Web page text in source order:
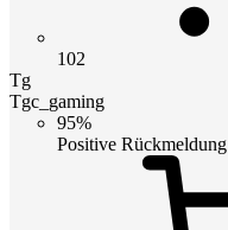
102
Tg
Tgc_gaming
95%
Positive Rückmeldung